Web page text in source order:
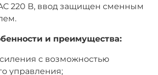
220 В, ввод защищен сменным
и преимущества:
с возможностью
управления;